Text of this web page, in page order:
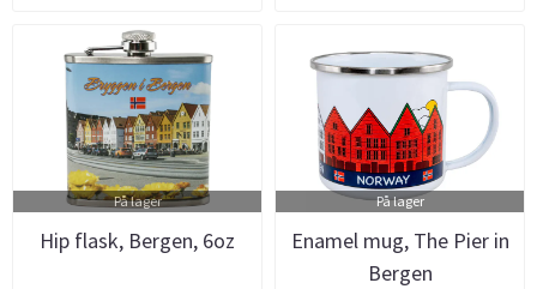
På lager
Hip flask, Bergen, 6oz
På lager
Enamel mug, The Pier in
Bergen